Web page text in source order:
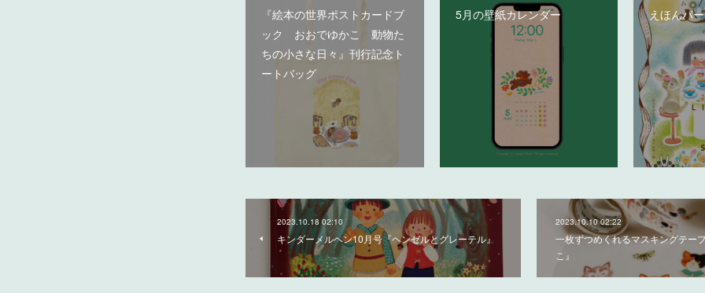
『絵本の世界ポストカードブ
ック おおでゆかこ 動物た
ちの小さな日々』刊行記念ト
ートバッグ
5月の壁紙カレンダー えほんパ
2023.10.18 02:10
キンダーメルヘン10月号『ヘンゼルとグレーテル』
2023.10.10 02:22
一枚ずつめくれるマスキングテー
こ』